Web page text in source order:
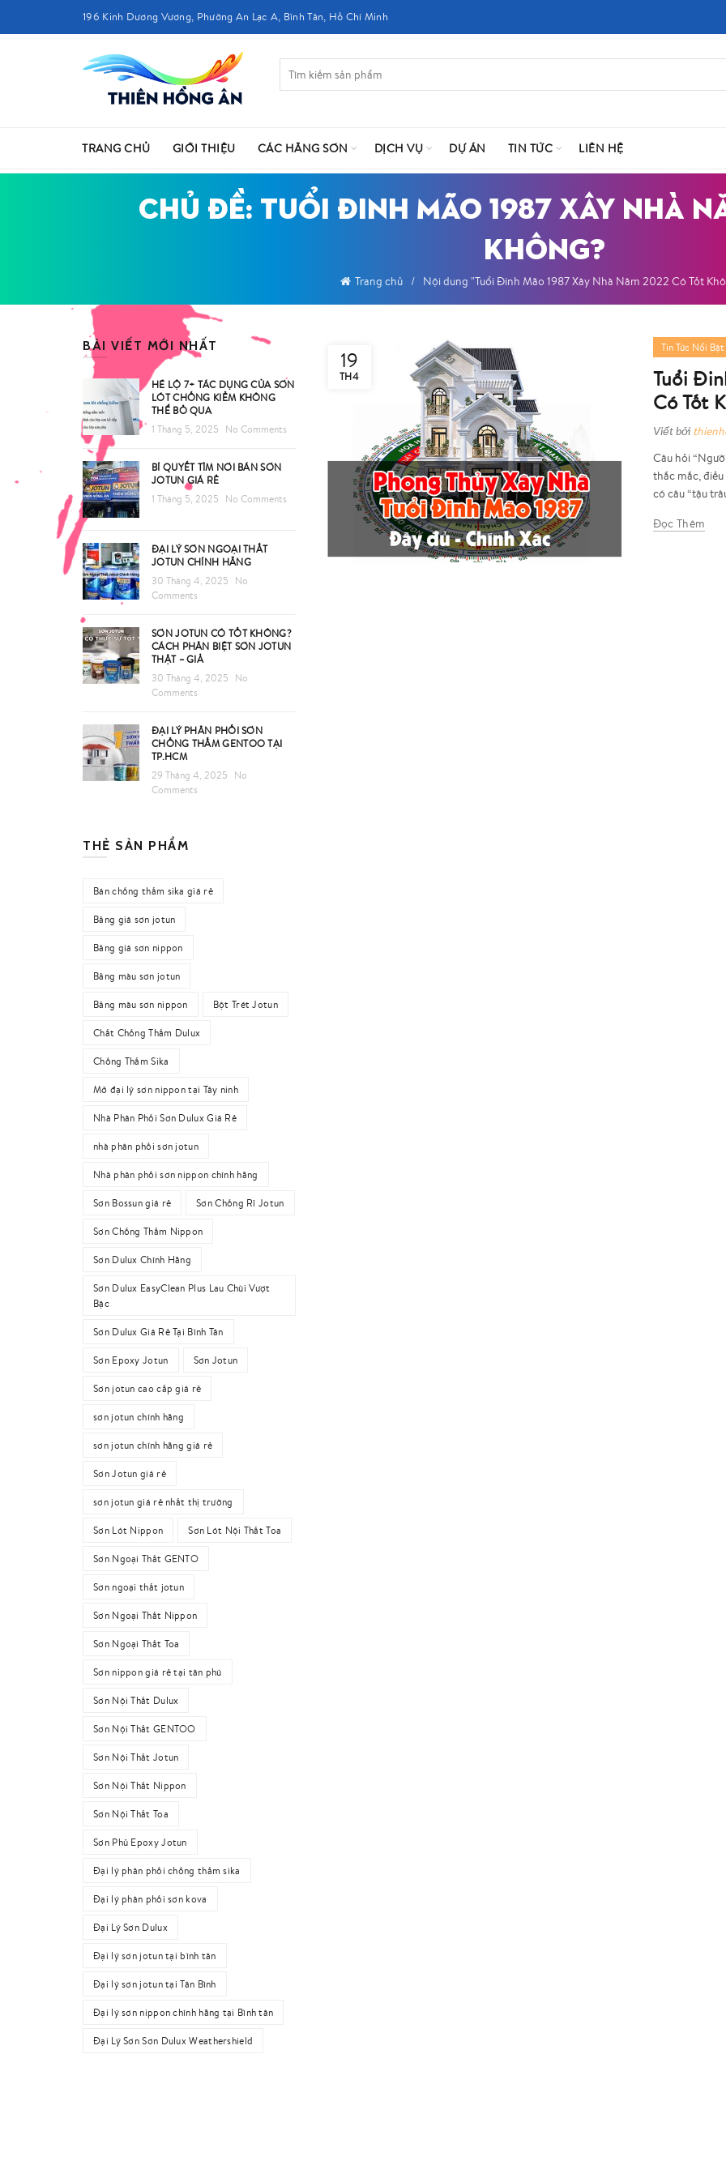
196 Kinh Dương Vương, Phường An Lạc A, Bình Tân, Hồ Chí Minh
TRANG CHỦ GIỚI THIỆU CÁC HÃNG SƠN DỊCH VỤ DỰ ÁN TIN TỨC LIÊN HỆ
CHỦ ĐỀ: TUỔI ĐINH MÃO 1987 XÂY NHÀ
KHÔNG?
Trang chủ Nội dung "Tuổi Đinh Mão 1987 Xây Nhà Năm 2022 Có Tốt
19
TH4
Tin Tức Nổi Bật
Tuổi
Có Tốt
Viết bởi
Câu hỏi
thắc mắc,
có câu “tậu
Đọc Thêm
BÀI VIẾT MỚI NHẤT
HÉ LỘ 7+ TÁC DỤNG CỦA SƠN
LÓT CHỐNG KIỀM KHÔNG
THỂ BỎ QUA
1 Tháng 5, 2025
No Comments
BÍ QUYẾT TÌM NƠI BÁN SƠN
JOTUN GIÁ RẺ
1 Tháng 5, 2025
No Comments
ĐẠI LÝ SƠN NGOẠI THẤT
JOTUN CHÍNH HÃNG
30 Tháng 4, 2025
No
Comments
SƠN JOTUN CÓ TỐT KHÔNG?
CÁCH PHÂN BIỆT SƠN JOTUN
THẬT – GIẢ
30 Tháng 4, 2025
No
Comments
ĐẠI LÝ PHÂN PHỐI SƠN
CHỐNG THẤM GENTOO TẠI
TP.HCM
29 Tháng 4, 2025
No
Comments
THẺ SẢN PHẨM
Bán chống thấm sika giá rẻ
Bảng giá sơn jotun
Bảng giá sơn nippon
Bảng màu sơn jotun
Bảng màu sơn nippon Bột Trét Jotun
Chất Chống Thấm Dulux
Chống Thấm Sika
Mở đại lý sơn nippon tại Tây ninh
Nhà Phân Phối Sơn Dulux Giá Rẻ
nhà phân phối sơn jotun
Nhà phân phối sơn nippon chính hãng
Sơn Bossun giá rẻ Sơn Chống Rỉ Jotun
Sơn Chống Thấm Nippon
Sơn Dulux Chính Hãng
Sơn Dulux EasyClean Plus Lau Chùi Vượt
Bậc
Sơn Dulux Giá Rẻ Tại Bình Tân
Sơn Epoxy Jotun Sơn Jotun
Sơn jotun cao cấp giá rẻ
sơn jotun chính hãng
sơn jotun chính hãng giá rẻ
Sơn Jotun giá rẻ
sơn jotun giá rẻ nhất thị trường
Sơn Lót Nippon Sơn Lót Nội Thất Toa
Sơn Ngoại Thất GENTO
Sơn ngoại thất jotun
Sơn Ngoại Thất Nippon
Sơn Ngoại Thất Toa
Sơn nippon giá rẻ tại tân phú
Sơn Nội Thất Dulux
Sơn Nội Thất GENTOO
Sơn Nội Thất Jotun
Sơn Nội Thất Nippon
Sơn Nội Thất Toa
Sơn Phủ Epoxy Jotun
Đại lý phân phối chống thấm sika
Đại lý phân phối sơn kova
Đại Lý Sơn Dulux
Đại lý sơn jotun tại bình tân
Đại lý sơn jotun tại Tân Bình
Đại lý sơn nippon chính hãng tại Bình tân
Đại Lý Sơn Sơn Dulux Weathershield